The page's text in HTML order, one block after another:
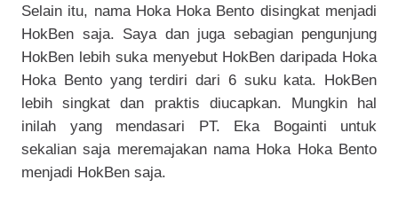
Selain itu, nama Hoka Hoka Bento disingkat menjadi
HokBen saja. Saya dan juga sebagian pengunjung
HokBen lebih suka menyebut HokBen daripada Hoka
Hoka Bento yang terdiri dari 6 suku kata. HokBen
lebih singkat dan praktis diucapkan. Mungkin hal
inilah yang mendasari PT. Eka Bogainti untuk
sekalian saja meremajakan nama Hoka Hoka Bento
menjadi HokBen saja.